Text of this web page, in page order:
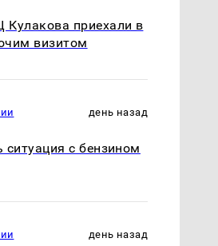
приехали в
визитом
день назад
ситуация с бензином
день назад